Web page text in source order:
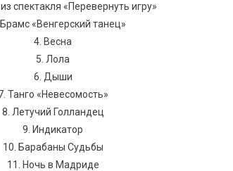
спектакля «Перевернуть игру»
«Венгерский танец»
4. Весна
5. Лола
6. Дыши
Танго «Невесомость»
8. Летучий Голландец
9. Индикатор
10. Барабаны Судьбы
11. Ночь в Мадриде